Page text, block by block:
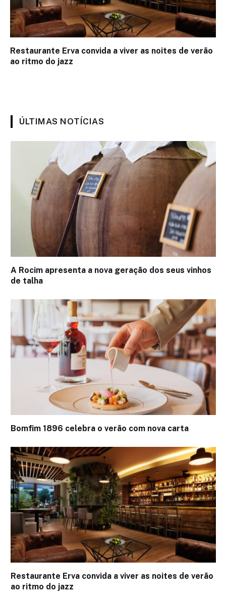
Restaurante Erva convida a viver as noites de verão
ao ritmo do jazz
ÚLTIMAS NOTÍCIAS
A Rocim apresenta a nova geração dos seus vinhos
de talha
Bomfim 1896 celebra o verão com nova carta
Restaurante Erva convida a viver as noites de verão
ao ritmo do jazz